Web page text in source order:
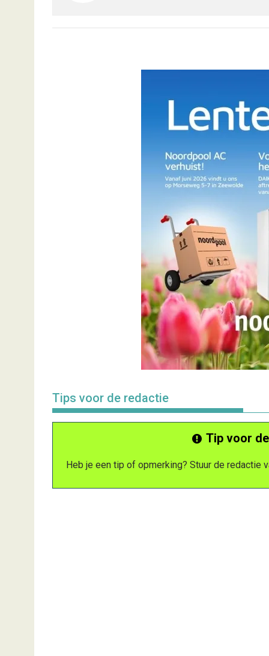
Tips voor de redactie
Tip voor
Heb je een tip of opmerking? Stuur de redactie